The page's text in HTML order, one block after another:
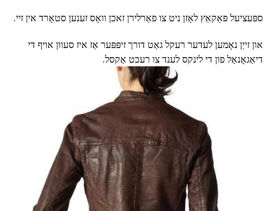
ספּעציעל פּאַקאַץ לאָזן ניט צו פאַרלירן זאכן וואָס זענען סטאָרד אין זיי.
און זייַן נאָמען לעדער רעקל גאַט דורך זיפּפּער אַז איז סעוון אויף די
דיאַגאָנאַל פון די לינקס לענד צו רעכט אַקסל.